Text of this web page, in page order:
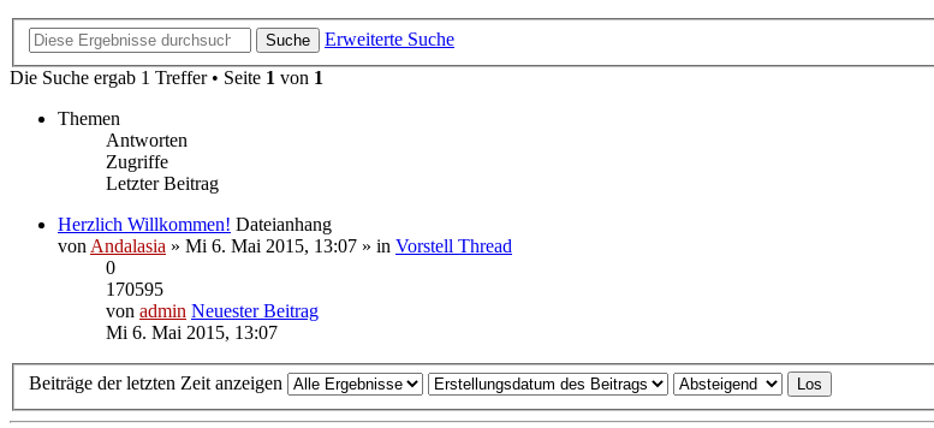
Suche
Erweiterte Suche
Die Suche ergab 1 Treffer • Seite 1 von 1
Themen
Antworten
Zugriffe
Letzter Beitrag
Herzlich Willkommen! Dateianhang
von Andalasia » Mi 6. Mai 2015, 13:07 » in Vorstell Thread
0
170595
von admin Neuester Beitrag
Mi 6. Mai 2015, 13:07
Beiträge der letzten Zeit anzeigen